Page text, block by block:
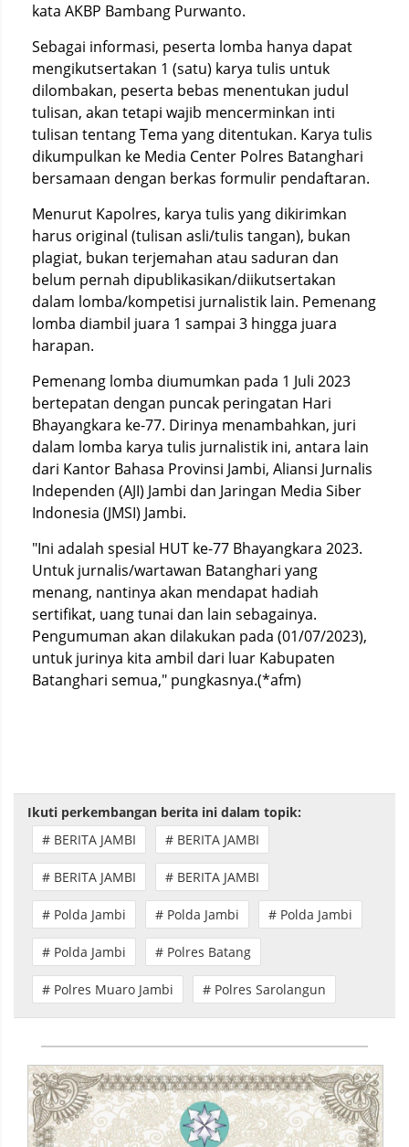
kata AKBP Bambang Purwanto.
Sebagai informasi, peserta lomba hanya dapat
mengikutsertakan 1 (satu) karya tulis untuk
dilombakan, peserta bebas menentukan judul
tulisan, akan tetapi wajib mencerminkan inti
tulisan tentang Tema yang ditentukan. Karya tulis
dikumpulkan ke Media Center Polres Batanghari
bersamaan dengan berkas formulir pendaftaran.
Menurut Kapolres, karya tulis yang dikirimkan
harus original (tulisan asli/tulis tangan), bukan
plagiat, bukan terjemahan atau saduran dan
belum pernah dipublikasikan/diikutsertakan
dalam lomba/kompetisi jurnalistik lain. Pemenang
lomba diambil juara 1 sampai 3 hingga juara
harapan.
Pemenang lomba diumumkan pada 1 Juli 2023
bertepatan dengan puncak peringatan Hari
Bhayangkara ke-77. Dirinya menambahkan, juri
dalam lomba karya tulis jurnalistik ini, antara lain
dari Kantor Bahasa Provinsi Jambi, Aliansi Jurnalis
Independen (AJI) Jambi dan Jaringan Media Siber
Indonesia (JMSI) Jambi.
"Ini adalah spesial HUT ke-77 Bhayangkara 2023.
Untuk jurnalis/wartawan Batanghari yang
menang, nantinya akan mendapat hadiah
sertifikat, uang tunai dan lain sebagainya.
Pengumuman akan dilakukan pada (01/07/2023),
untuk jurinya kita ambil dari luar Kabupaten
Batanghari semua," pungkasnya.(*afm)
Ikuti perkembangan berita ini dalam topik:
# BERITA JAMBI
# BERITA JAMBI
# BERITA JAMBI # BERITA JAMBI
# Polda Jambi # Polda Jambi # Polda Jambi
# Polda Jambi # Polres Batang
# Polres Muaro Jambi # Polres Sarolangun